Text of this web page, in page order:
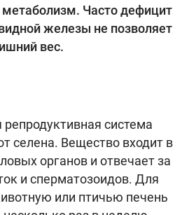
Часто дефицит
железы не позволяет
вес.
система
селена. Вещество входит в
органов и отвечает за
и сперматозоидов. Для
или птичью печень